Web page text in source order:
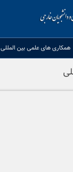
همکاری های علمی بین المللی